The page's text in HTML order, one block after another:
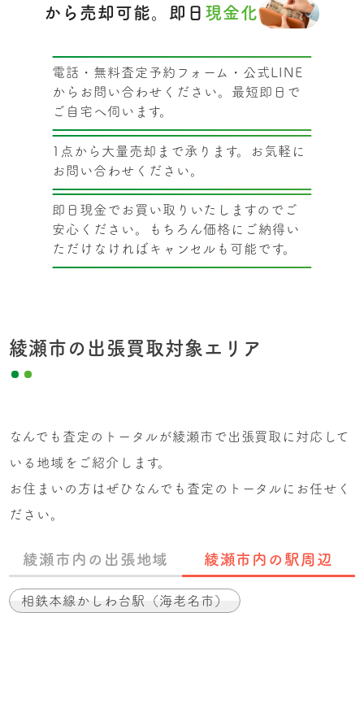
から売却可能。即日 現金化
電話・無料査定予約フォーム・公式LINE
からお問い合わせください。最短即日で
ご自宅へ伺います。
1点から大量売却まで承ります。お気軽に
お問い合わせください。
即日現金でお買い取りいたしますのでご
安心ください。もちろん価格にご納得い
ただけなければキャンセルも可能です。
綾瀬市の出張買取対象エリア
なんでも査定のトータルが綾瀬市で出張買取に対応して
いる地域をご紹介します。
お住まいの方はぜひなんでも査定のトータルにお任せく
ださい。
綾瀬市内の出張地域 綾瀬市内の駅周辺
相鉄本線かしわ台駅（海老名市）